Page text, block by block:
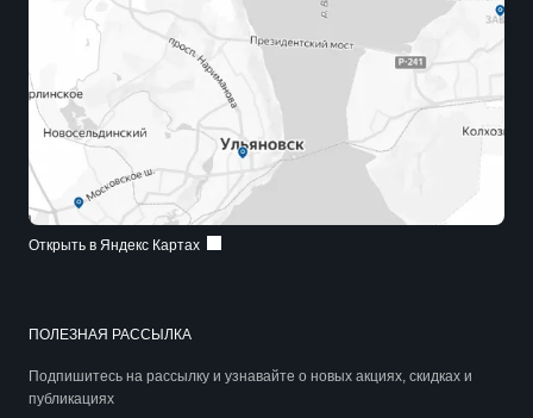
ПОЛЕЗНАЯ РАССЫЛКА
Подпишитесь на рассылку и узнавайте о новых акциях, скидках и
публикациях
Открыть в Яндекс Картах